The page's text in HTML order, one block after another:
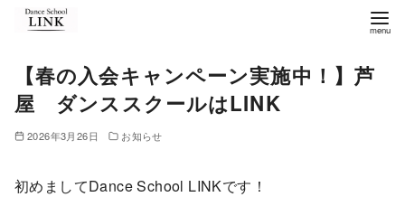
【春の入会キャンペーン実施中！】芦
屋 ダンススクールはLINK
2026年3月26日 お知らせ
初めましてDance School LINKです！